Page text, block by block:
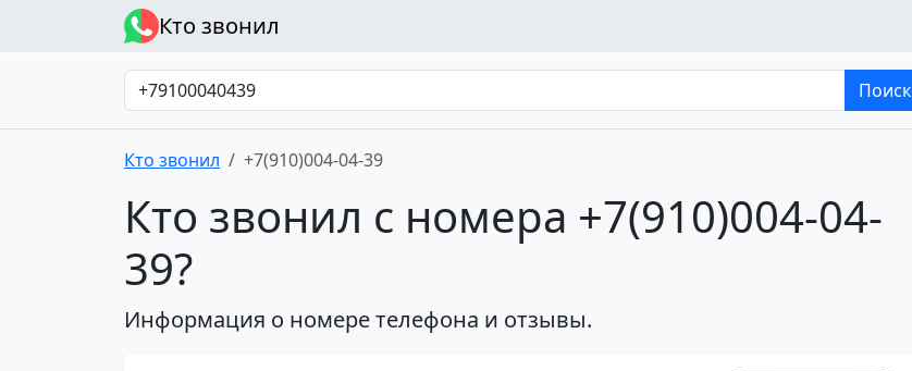
Кто звонил
Поиск
Кто звонил +7(910)004-04-39
Кто звонил с номера +7(910)004-04-
39?
Информация о номере телефона и отзывы.